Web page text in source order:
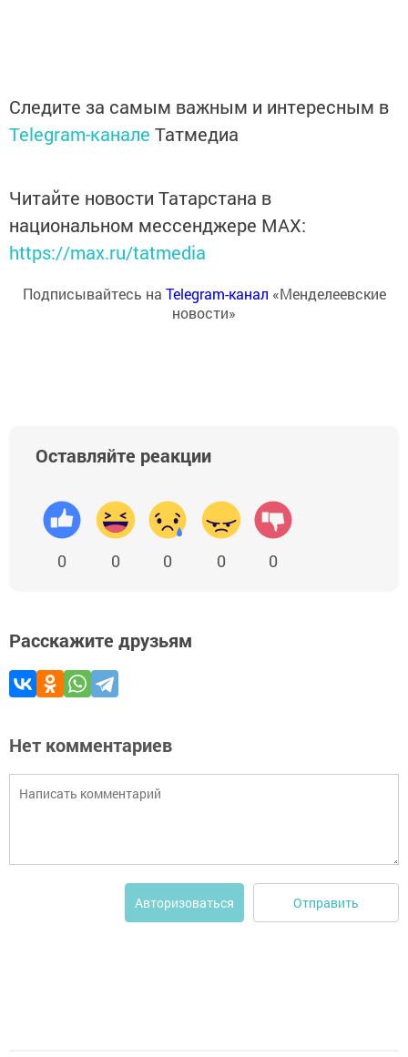
Следите за самым важным и интересным в
Telegram-канале Татмедиа
Читайте новости Татарстана в
национальном мессенджере MАХ:
https://max.ru/tatmedia
Подписывайтесь на Telegram-канал «Менделеевские
новости»
Оставляйте реакции
0 0 0 0 0
Расскажите друзьям
Нет комментариев
Авторизоваться Отправить